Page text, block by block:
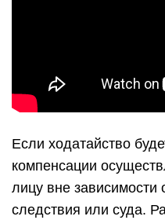
Если ходатайство
компенсации
лицу вне зависимости
следствия или суда.